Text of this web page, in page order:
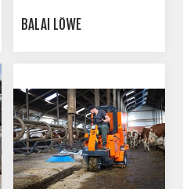
BALAI LÖWE